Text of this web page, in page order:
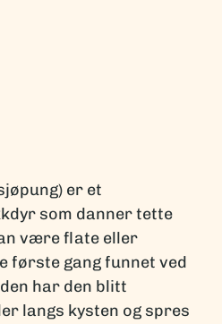
er et
som danner tette
være flate eller
første gang funnet ved
har den blitt
langs kysten og spres